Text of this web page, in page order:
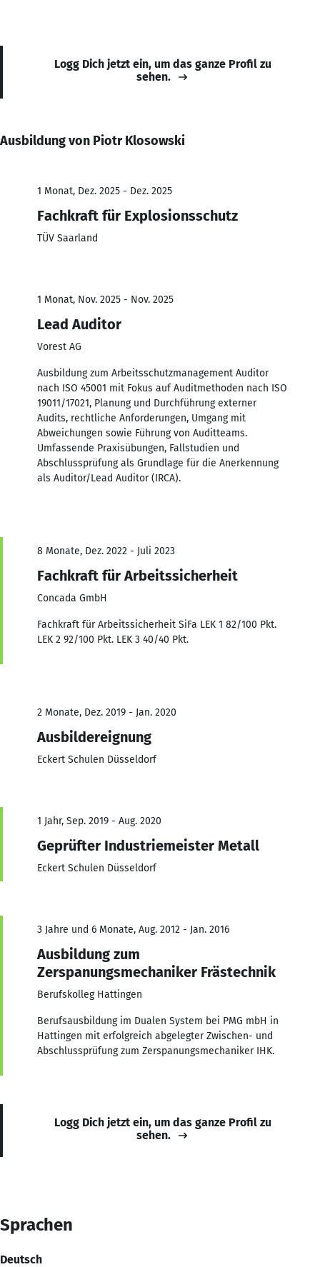
Logg Dich jetzt ein, um das ganze Profil zu
sehen.
Ausbildung von Piotr Klosowski
1 Monat, Dez. 2025 - Dez. 2025
Fachkraft für Explosionsschutz
TÜV Saarland
1 Monat, Nov. 2025 - Nov. 2025
Lead Auditor
Vorest AG
Ausbildung zum Arbeitsschutzmanagement Auditor
nach ISO 45001 mit Fokus auf Auditmethoden nach ISO
19011/17021, Planung und Durchführung externer
Audits, rechtliche Anforderungen, Umgang mit
Abweichungen sowie Führung von Auditteams.
Umfassende Praxisübungen, Fallstudien und
Abschlussprüfung als Grundlage für die Anerkennung
als Auditor/Lead Auditor (IRCA).
8 Monate, Dez. 2022 - Juli 2023
Fachkraft für Arbeitssicherheit
Concada GmbH
Fachkraft für Arbeitssicherheit SiFa LEK 1 82/100 Pkt.
LEK 2 92/100 Pkt. LEK 3 40/40 Pkt.
2 Monate, Dez. 2019 - Jan. 2020
Ausbildereignung
Eckert Schulen Düsseldorf
1 Jahr, Sep. 2019 - Aug. 2020
Geprüfter Industriemeister Metall
Eckert Schulen Düsseldorf
3 Jahre und 6 Monate, Aug. 2012 - Jan. 2016
Ausbildung zum
Zerspanungsmechaniker Frästechnik
Berufskolleg Hattingen
Berufsausbildung im Dualen System bei PMG mbH in
Hattingen mit erfolgreich abgelegter Zwischen- und
Abschlussprüfung zum Zerspanungsmechaniker IHK.
Logg Dich jetzt ein, um das ganze Profil zu
sehen.
Sprachen
Deutsch